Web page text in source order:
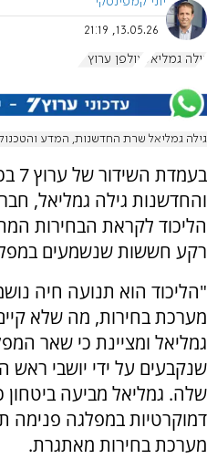
13.05.26, 21:19
גילה גמליאל אולפן ערוץ 7
גילה גמליאל שרת החדשנות, המדע
והחדשנות גילה גמליאל,
הליכוד לקראת הבחירות
רקע חששות שנשמעים
"הליכוד הוא תנועה חיה
מערכת בחירות, מה שלא
גמליאל ומציינת כי שאר
שנקבעים על ידי יושבי ראש
שלה. גמליאל מביעה ביטחון
דמוקרטיות במפלגה
מערכת בחירות מאתגרת.